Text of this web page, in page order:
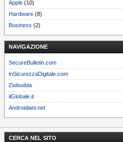
Apple (10)
Hardware (8)
Business (2)
NAVIGAZIONE
SecureBulletin.com
inSicurezzaDigitale.com
Ziobudda
ilGlobale.it
Androidiani.net
CERCA NEL SITO